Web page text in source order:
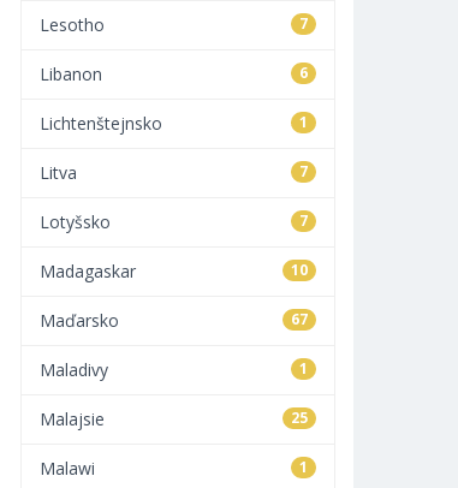
7
Lesotho
6
Libanon
1
Lichtenštejnsko
7
Litva
7
Lotyšsko
10
Madagaskar
67
Maďarsko
1
Maladivy
25
Malajsie
1
Malawi